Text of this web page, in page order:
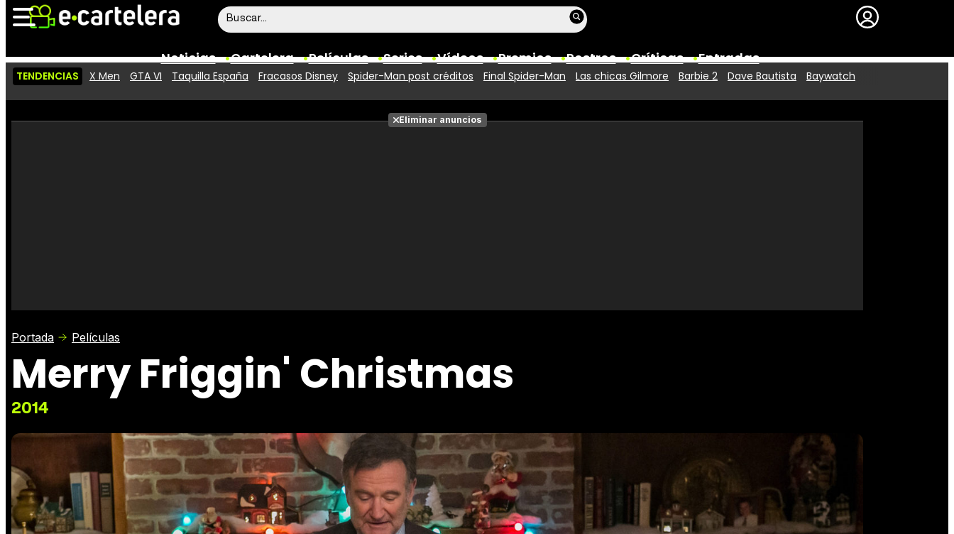
Noticias Cartelera Películas Series Vídeos Premios Rostros Críticas Entradas
Vídeos
Taquilla Fotos
Premios
TENDENCIAS X Men GTA VI Taquilla España Fracasos Disney Spider-Man post créditos Final Spider-Man Las chicas Gilmore Barbie 2 Dave Bautista Baywatch
Eliminar anuncios
Portada Películas
Merry Friggin' Christmas
2014